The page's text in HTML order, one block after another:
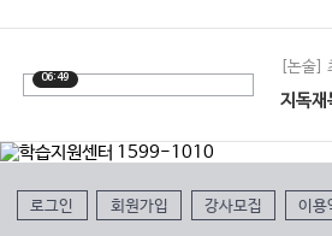
06:49
[논술]
지독재
로그인 회원가입 강사모집 이용